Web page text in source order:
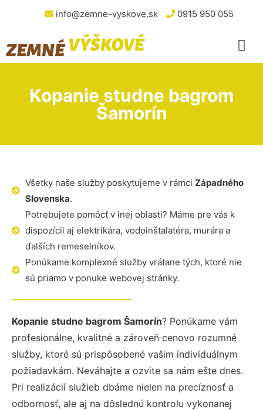
info@zemne-vyskove.sk 0915 950 055
Kopanie studne bagrom
Šamorín
Všetky naše služby poskytujeme v rámci Západného
Slovenska.
Potrebujete pomôcť v inej oblasti? Máme pre vás k
dispozícii aj elektrikára, vodoinštalatéra, murára a
ďalších remeselníkov.
Ponúkame komplexné služby vrátane tých, ktoré nie
sú priamo v ponuke webovej stránky.
Kopanie studne bagrom Šamorín? Ponúkame vám
profesionálne, kvalitné a zároveň cenovo rozumné
služby, ktoré sú prispôsobené vašim individuálnym
požiadavkám. Neváhajte a ozvite sa nám ešte dnes.
Pri realizácií služieb dbáme nielen na precíznosť a
odbornosť, ale aj na dôslednú kontrolu vykonanej